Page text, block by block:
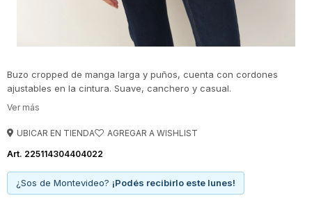
Buzo cropped de manga larga y puños, cuenta con cordones
ajustables en la cintura. Suave, canchero y casual.
UBICAR EN TIENDA
225114304404022
¿Sos de Montevideo? ¡Podés recibirlo este lunes!